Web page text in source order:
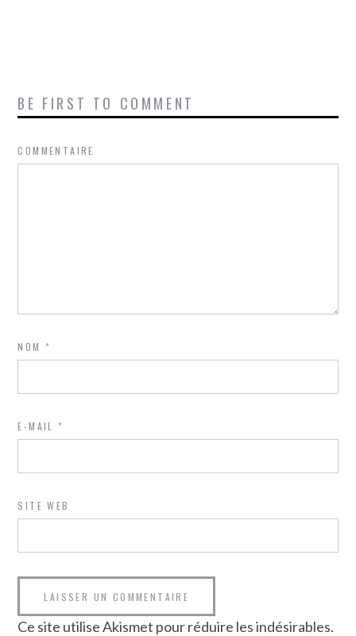
BE FIRST TO COMMENT
COMMENTAIRE
NOM*
E-MAIL*
SITE WEB
Ce site utilise Akismet pour réduire les indésirables.